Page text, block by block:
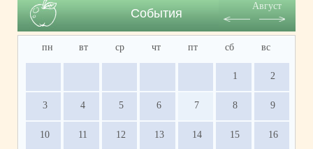
События
Август
пн вт ср чт пт сб вс
1 2
3 4 5 6 7 8 9
10 11 12 13 14 15 16